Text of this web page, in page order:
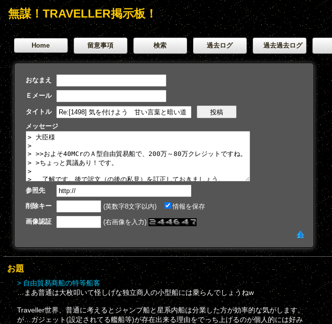
無謀！TRAVELLER掲示板！
Home 留意事項 検索 過去ログ 過去過去ログ
おなまえ
Ｅメール
タイトル
メッセージ
参照先
削除キー (英数字8文字以内)
情報を保存
画像認証
(右画像を入力)
お題
> 自由貿易商船の特等船客
…まあ普通は大枚叩いて怪しげな独立商人の小型船には乗らんでしょうねw
Traveller世界、普通に考えるとジャンプ船と星系内船は分業した方が効率的な気がします。
が…ガジェット(設定されてる艦船等)が存在出来る理由をでっち上げるのが個人的には好み